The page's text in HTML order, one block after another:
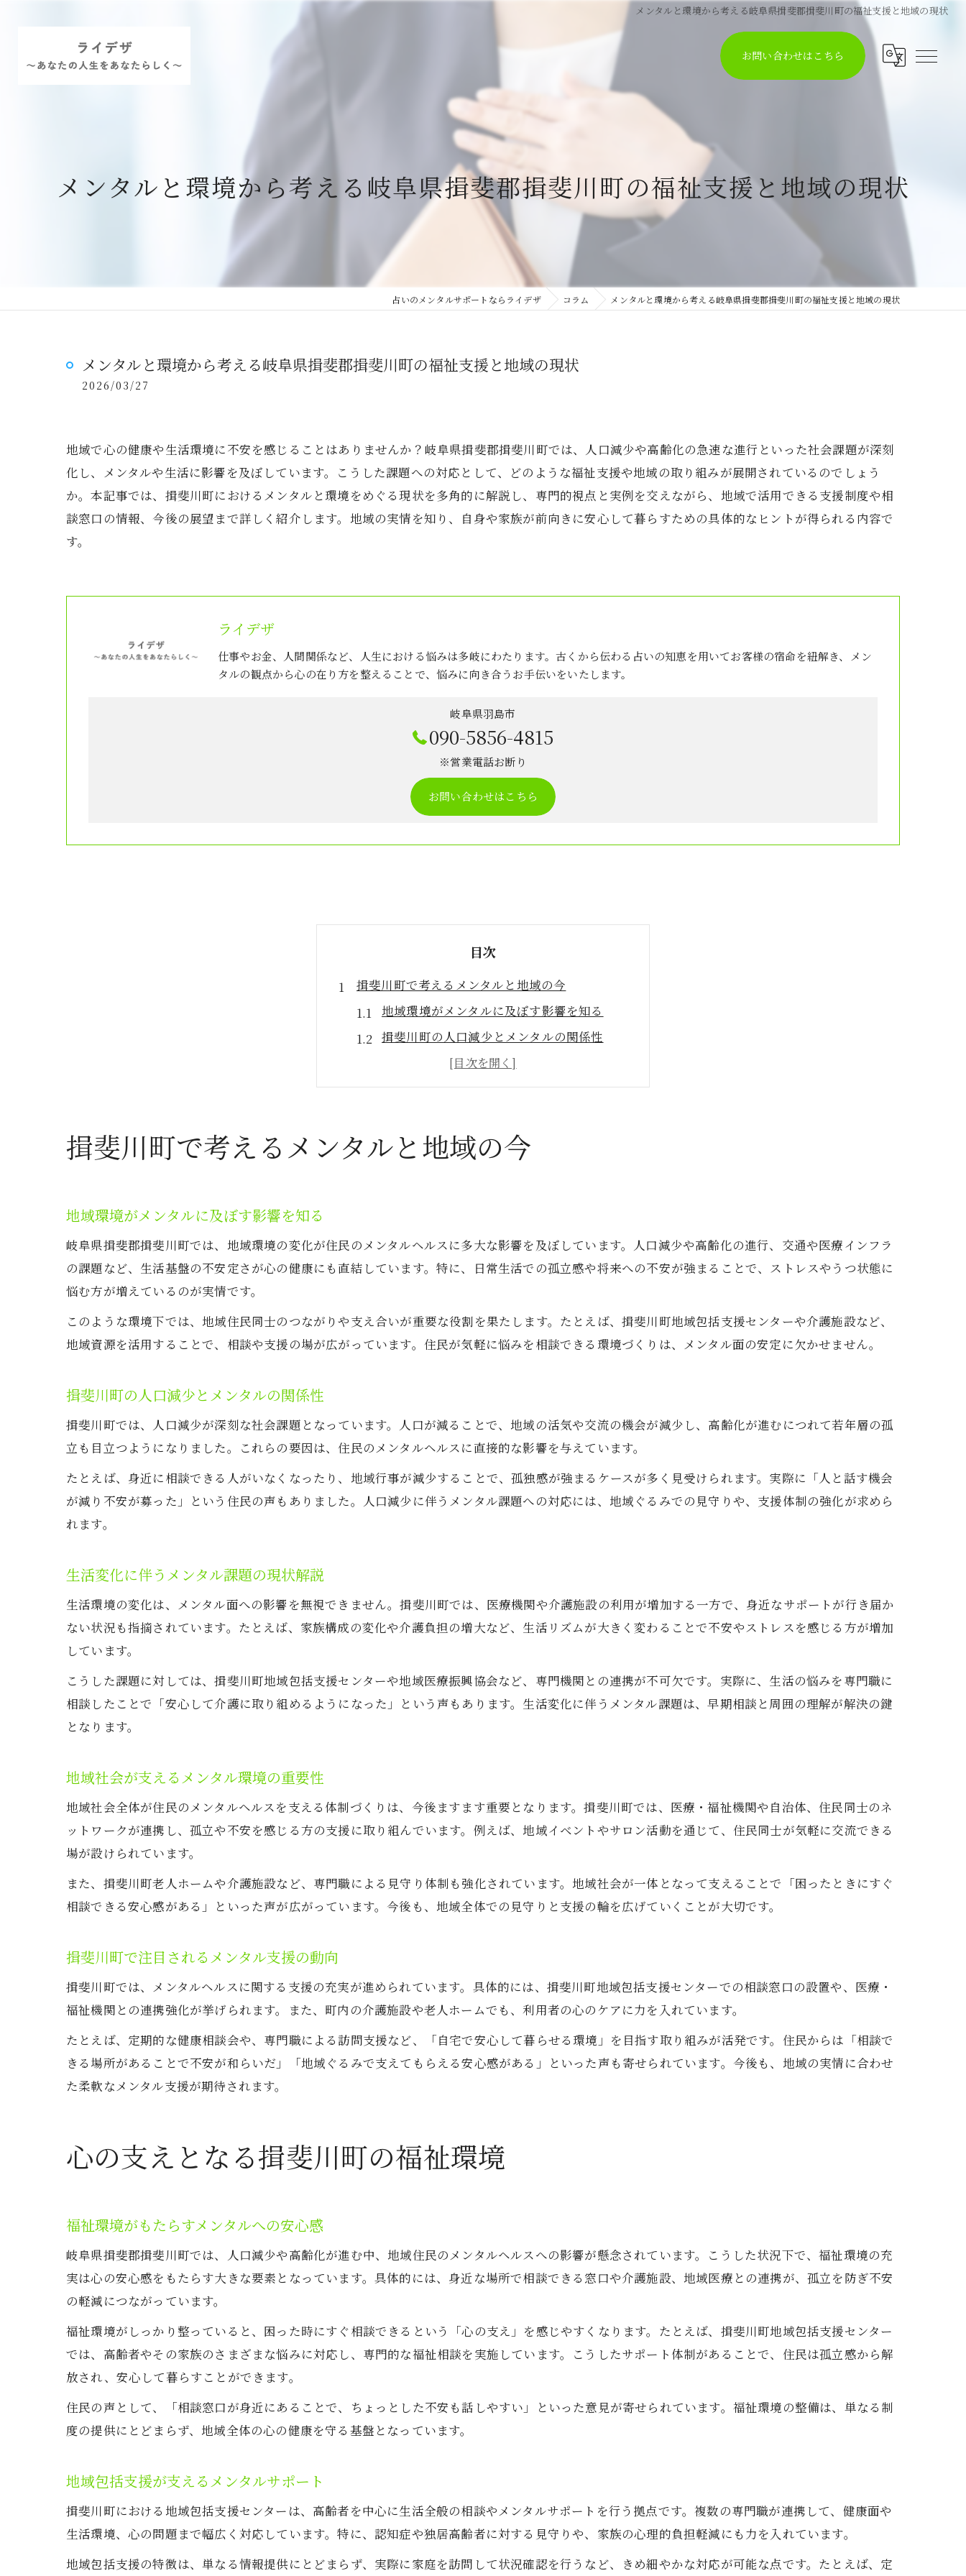
メンタルと環境から考える岐阜県揖斐郡揖斐川町の福祉支援と地域の現状
お問い合わせはこちら
メンタルと環境から考える岐阜県揖斐郡揖斐川町の福祉支援と地域の現状
占いのメンタルサポートならライデザ コラム メンタルと環境から考える岐阜県揖斐郡揖斐川町の福祉支援と地域の現状
メンタルと環境から考える岐阜県揖斐郡揖斐川町の福祉支援と地域の現状
2026/03/27
地域で心の健康や生活環境に不安を感じることはありませんか？岐阜県揖斐郡揖斐川町では、人口減少や高齢化の急速な進行といった社会課題が深刻
化し、メンタルや生活に影響を及ぼしています。こうした課題への対応として、どのような福祉支援や地域の取り組みが展開されているのでしょう
か。本記事では、揖斐川町におけるメンタルと環境をめぐる現状を多角的に解説し、専門的視点と実例を交えながら、地域で活用できる支援制度や相
談窓口の情報、今後の展望まで詳しく紹介します。地域の実情を知り、自身や家族が前向きに安心して暮らすための具体的なヒントが得られる内容で
す。
ライデザ
仕事やお金、人間関係など、人生における悩みは多岐にわたります。古くから伝わる占いの知恵を用いてお客様の宿命を紐解き、メン
タルの観点から心の在り方を整えることで、悩みに向き合うお手伝いをいたします。
岐阜県羽島市
090-5856-4815
※営業電話お断り
お問い合わせはこちら
目次
揖斐川町で考えるメンタルと地域の今
地域環境がメンタルに及ぼす影響を知る
揖斐川町の人口減少とメンタルの関係性
生活変化に伴うメンタル課題の現状解説
地域社会が支えるメンタル環境の重要性
心の支えとなる揖斐川町の福祉環境
福祉環境がもたらすメンタルへの安心感
生活支援サービスと心の健康維持の工夫
福祉制度を活用したメンタルケアの実践例
揖斐川町地域包括支援センターの役割解説
地域医療振興協会が担うメンタルサポート
障がい者支援とメンタルの包括的対応
人口減少下で求められる心のケアの工夫
人口減少時代のメンタル対策を考える視点
生活変化に応じたメンタルサポートの工夫
揖斐川町の医療が支えるメンタルサポート
地域医療が担うメンタルサポートの実情
揖斐川町医療と福祉の協働による支援策
医療従事者が語るメンタル支援の現場
介護施設と連携した心のサポート事例
家族支援が果たすメンタルサポートの役割
地域交流が生む心の健康の維持効果
揖斐川町で考えるメンタルと地域の今
地域環境がメンタルに及ぼす影響を知る
岐阜県揖斐郡揖斐川町では、地域環境の変化が住民のメンタルヘルスに多大な影響を及ぼしています。人口減少や高齢化の進行、交通や医療インフラ
の課題など、生活基盤の不安定さが心の健康にも直結しています。特に、日常生活での孤立感や将来への不安が強まることで、ストレスやうつ状態に
悩む方が増えているのが実情です。
このような環境下では、地域住民同士のつながりや支え合いが重要な役割を果たします。たとえば、揖斐川町地域包括支援センターや介護施設など、
地域資源を活用することで、相談や支援の場が広がっています。住民が気軽に悩みを相談できる環境づくりは、メンタル面の安定に欠かせません。
揖斐川町の人口減少とメンタルの関係性
揖斐川町では、人口減少が深刻な社会課題となっています。人口が減ることで、地域の活気や交流の機会が減少し、高齢化が進むにつれて若年層の孤
立も目立つようになりました。これらの要因は、住民のメンタルヘルスに直接的な影響を与えています。
たとえば、身近に相談できる人がいなくなったり、地域行事が減少することで、孤独感が強まるケースが多く見受けられます。実際に「人と話す機会
が減り不安が募った」という住民の声もありました。人口減少に伴うメンタル課題への対応には、地域ぐるみでの見守りや、支援体制の強化が求めら
れます。
生活変化に伴うメンタル課題の現状解説
生活環境の変化は、メンタル面への影響を無視できません。揖斐川町では、医療機関や介護施設の利用が増加する一方で、身近なサポートが行き届か
ない状況も指摘されています。たとえば、家族構成の変化や介護負担の増大など、生活リズムが大きく変わることで不安やストレスを感じる方が増加
しています。
こうした課題に対しては、揖斐川町地域包括支援センターや地域医療振興協会など、専門機関との連携が不可欠です。実際に、生活の悩みを専門職に
相談したことで「安心して介護に取り組めるようになった」という声もあります。生活変化に伴うメンタル課題は、早期相談と周囲の理解が解決の鍵
となります。
地域社会が支えるメンタル環境の重要性
地域社会全体が住民のメンタルヘルスを支える体制づくりは、今後ますます重要となります。揖斐川町では、医療・福祉機関や自治体、住民同士のネ
ットワークが連携し、孤立や不安を感じる方の支援に取り組んでいます。例えば、地域イベントやサロン活動を通じて、住民同士が気軽に交流できる
場が設けられています。
また、揖斐川町老人ホームや介護施設など、専門職による見守り体制も強化されています。地域社会が一体となって支えることで「困ったときにすぐ
相談できる安心感がある」といった声が広がっています。今後も、地域全体での見守りと支援の輪を広げていくことが大切です。
揖斐川町で注目されるメンタル支援の動向
揖斐川町では、メンタルヘルスに関する支援の充実が進められています。具体的には、揖斐川町地域包括支援センターでの相談窓口の設置や、医療・
福祉機関との連携強化が挙げられます。また、町内の介護施設や老人ホームでも、利用者の心のケアに力を入れています。
たとえば、定期的な健康相談会や、専門職による訪問支援など、「自宅で安心して暮らせる環境」を目指す取り組みが活発です。住民からは「相談で
きる場所があることで不安が和らいだ」「地域ぐるみで支えてもらえる安心感がある」といった声も寄せられています。今後も、地域の実情に合わせ
た柔軟なメンタル支援が期待されます。
心の支えとなる揖斐川町の福祉環境
福祉環境がもたらすメンタルへの安心感
岐阜県揖斐郡揖斐川町では、人口減少や高齢化が進む中、地域住民のメンタルヘルスへの影響が懸念されています。こうした状況下で、福祉環境の充
実は心の安心感をもたらす大きな要素となっています。具体的には、身近な場所で相談できる窓口や介護施設、地域医療との連携が、孤立を防ぎ不安
の軽減につながっています。
福祉環境がしっかり整っていると、困った時にすぐ相談できるという「心の支え」を感じやすくなります。たとえば、揖斐川町地域包括支援センター
では、高齢者やその家族のさまざまな悩みに対応し、専門的な福祉相談を実施しています。こうしたサポート体制があることで、住民は孤立感から解
放され、安心して暮らすことができます。
住民の声として、「相談窓口が身近にあることで、ちょっとした不安も話しやすい」といった意見が寄せられています。福祉環境の整備は、単なる制
度の提供にとどまらず、地域全体の心の健康を守る基盤となっています。
地域包括支援が支えるメンタルサポート
揖斐川町における地域包括支援センターは、高齢者を中心に生活全般の相談やメンタルサポートを行う拠点です。複数の専門職が連携して、健康面や
生活環境、心の問題まで幅広く対応しています。特に、認知症や独居高齢者に対する見守りや、家族の心理的負担軽減にも力を入れています。
地域包括支援の特徴は、単なる情報提供にとどまらず、実際に家庭を訪問して状況確認を行うなど、きめ細やかな対応が可能な点です。たとえば、定
お問い合わせ・ご相談はこちら
お問い合わせ・ご相談はこちら